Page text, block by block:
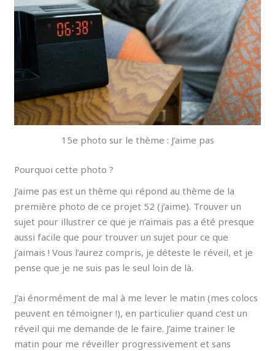
15e photo sur le thème : J’aime pas
Pourquoi cette photo ?
J’aime pas est un thème qui répond au thème de la
première photo de ce projet 52 (j’aime). Trouver un
sujet pour illustrer ce que je n’aimais pas a été presque
aussi facile que pour trouver un sujet pour ce que
j’aimais ! Vous l’aurez compris, je déteste le réveil, et je
pense que je ne suis pas le seul loin de là.
J’ai énormément de mal à me lever le matin (mes colocs
peuvent en témoigner !), en particulier quand c’est un
réveil qui me demande de le faire. J’aime trainer le
matin pour me réveiller progressivement et sans